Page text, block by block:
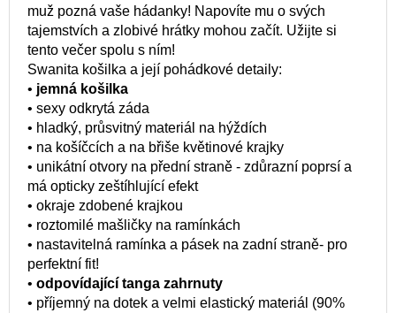
muž pozná vaše hádanky! Napovíte mu o svých
tajemstvích a zlobivé hrátky mohou začít. Užijte si
tento večer spolu s ním!
Swanita košilka a její pohádkové detaily:
• jemná košilka
• sexy odkrytá záda
• hladký, průsvitný materiál na hýždích
• na košíčcích a na břiše květinové krajky
• unikátní otvory na přední straně - zdůrazní poprsí a
má opticky zeštíhlující efekt
• okraje zdobené krajkou
• roztomilé mašličky na ramínkách
• nastavitelná ramínka a pásek na zadní straně- pro
perfektní fit!
• odpovídající tanga zahrnuty
• příjemný na dotek a velmi elastický materiál (90%